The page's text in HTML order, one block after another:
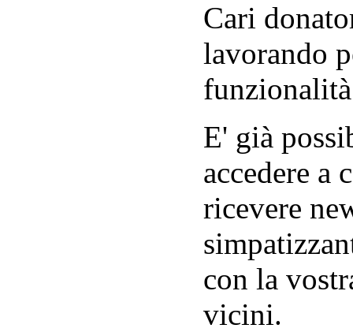
Cari
lavorando
E' già
accedere a
ricevere
con la
vicini.